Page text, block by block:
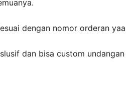
dengan nomor orderan yaa
dan bisa custom undangan